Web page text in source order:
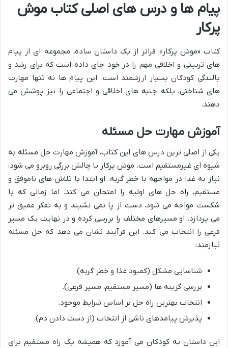
پیام ها و درس های اصلی کتاب موش
پرکار
کتاب «موش پرکار» فراتر از یک داستان ساده، مجموعه ای از پیام
های تربیتی و اخلاقی مهم را در خود جای داده است که برای رشد و
بالندگی کودکان بسیار ارزشمند است. این پیام ها نه تنها مهارت
های شناختی، بلکه جنبه های اخلاقی و اجتماعی را نیز پوشش می
دهند.
آموزش مهارت حل مسئله
یکی از اصلی ترین درس های این کتاب، آموزش مهارت حل مسئله به
شیوه ای غیرمستقیم است. موش پرکار با چالش بزرگی روبرو می شود:
نیاز به غذا در مواجهه با خطر گربه. او ابتدا با تلاش های ناموفق و
مستقیم، راه حل های اولیه را امتحان می کند. اما زمانی که با
شکست مواجه می شود، دست از پا نمی نشیند و به تفکر عمیق تر
می پردازد. او مسیرهای مختلف را بررسی کرده و در نهایت یک مسیر
فرعی را انتخاب می کند. این فرآیند نشان می دهد که حل مسئله
نیازمند:
شناسایی مشکل (کمبود غذا و خطر گربه).
بررسی گزینه ها (مسیر مستقیم، مسیر فرعی).
انتخاب بهترین راه حل بر اساس شرایط موجود.
پذیرش پیامدهای ناشی از انتخاب (از دست دادن دم).
این داستان به کودکان می آموزد که همیشه یک راه مستقیم برای